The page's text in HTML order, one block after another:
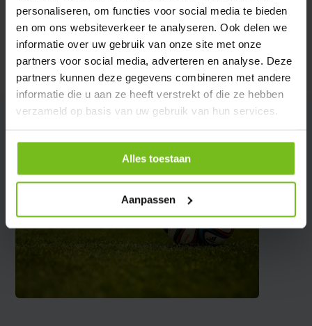
personaliseren, om functies voor social media te bieden
en om ons websiteverkeer te analyseren. Ook delen we
informatie over uw gebruik van onze site met onze
partners voor social media, adverteren en analyse. Deze
partners kunnen deze gegevens combineren met andere
informatie die u aan ze heeft verstrekt of die ze hebben
verzameld op basis van uw gebruik van hun services.
Alles toestaan
Aanpassen
Évaluations
Partager